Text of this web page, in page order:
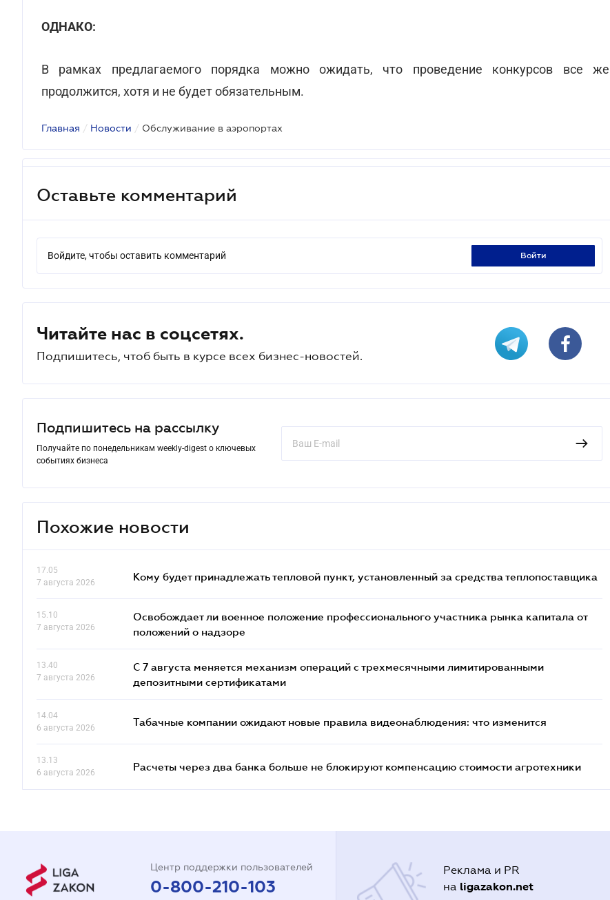
ОДНАКО:
В рамках предлагаемого порядка можно ожидать, что проведение конкурсов все же
продолжится, хотя и не будет обязательным.
Главная / Новости / Обслуживание в аэропортах
Оставьте комментарий
Войдите, чтобы оставить комментарий войти
Читайте нас в соцсетях.
Подпишитесь, чтоб быть в курсе всех бизнес-новостей.
Подпишитесь на рассылку
Получайте по понедельникам weekly-digest о ключевых
событиях бизнеса
Похожие новости
17.05
7 августа 2026
Кому будет принадлежать тепловой пункт, установленный за средства теплопоставщика
15.10
7 августа 2026
Освобождает ли военное положение профессионального участника рынка капитала от
положений о надзоре
13.40
7 августа 2026
С 7 августа меняется механизм операций с трехмесячными лимитированными
депозитными сертификатами
14.04
6 августа 2026
Табачные компании ожидают новые правила видеонаблюдения: что изменится
13.13
6 августа 2026
Расчеты через два банка больше не блокируют компенсацию стоимости агротехники
Центр поддержки пользователей
0-800-210-103
Реклама и PR
на ligazakon.net